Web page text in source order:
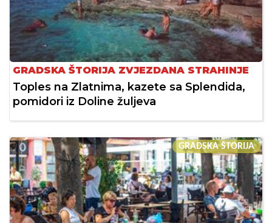
GRADSKA ŠTORIJA ZVJEZDANA STRAHINJE
Toples na Zlatnima, kazete sa Splendida,
pomidori iz Doline žuljeva
GRADSKA ŠTORIJA